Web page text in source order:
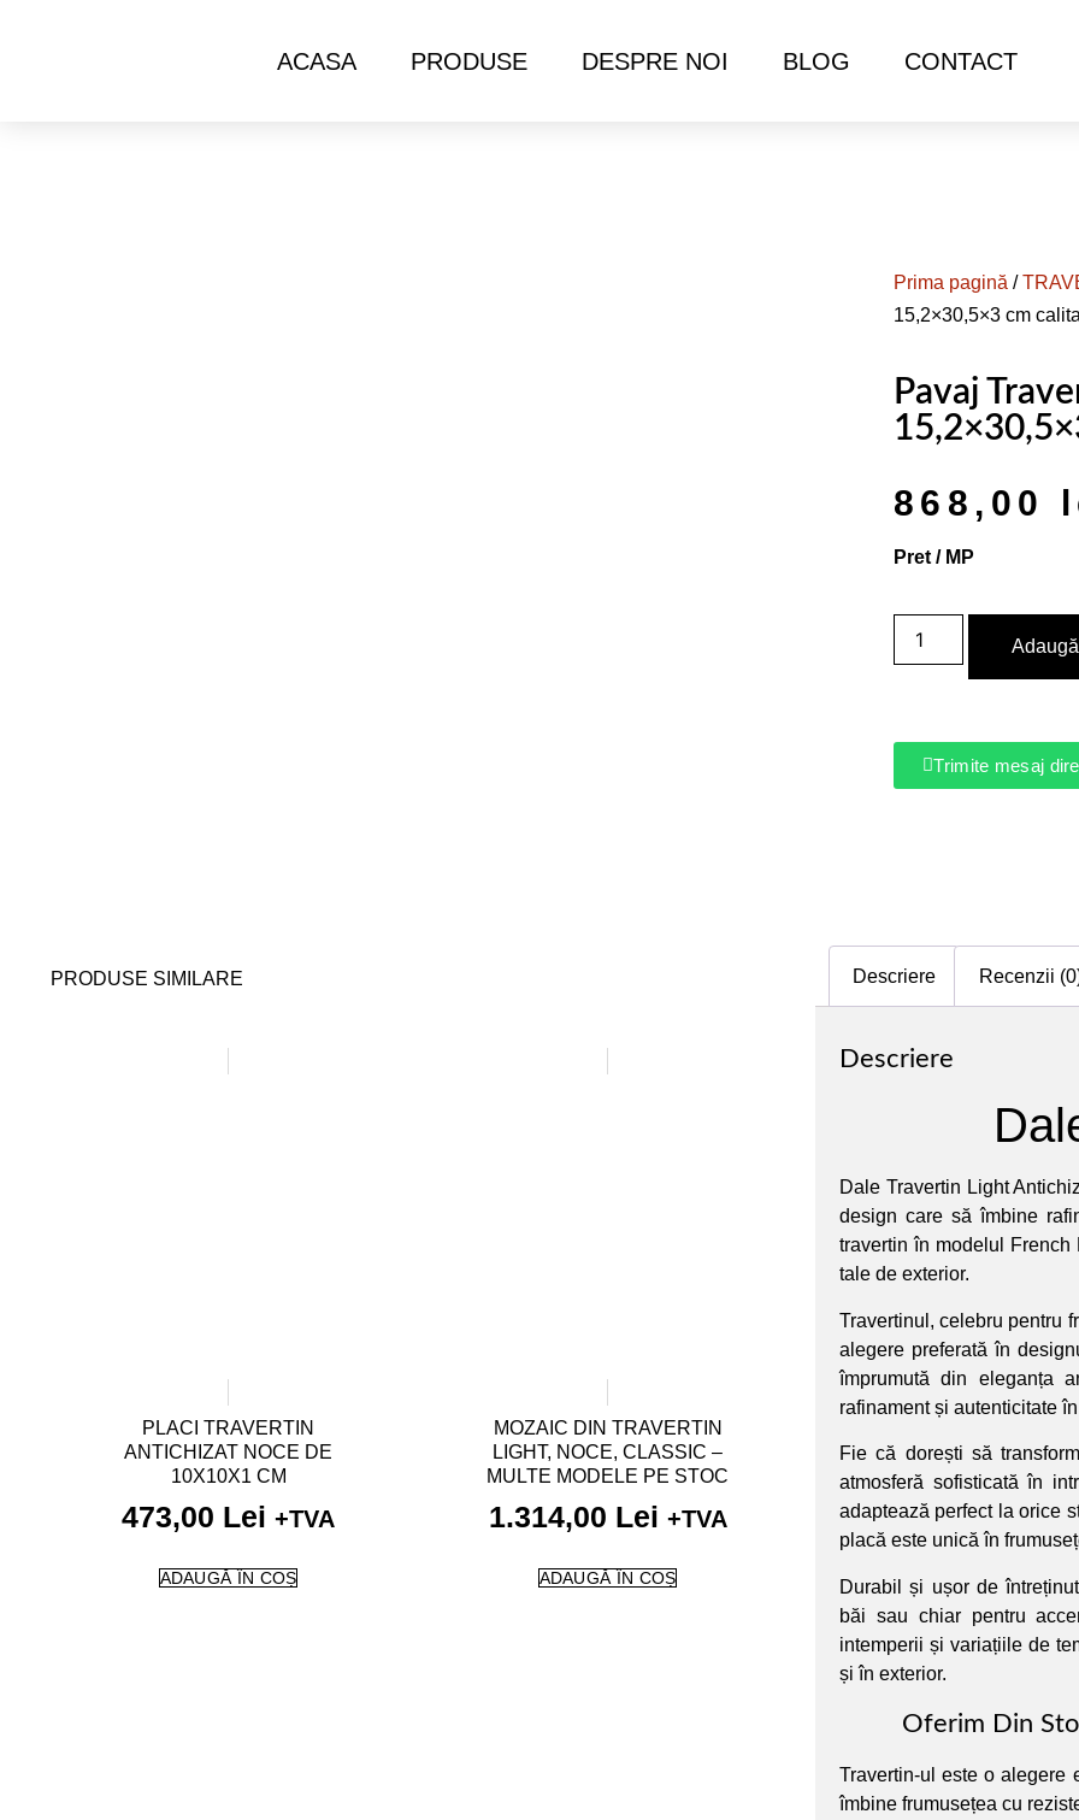
ACASA PRODUSE DESPRE NOI BLOG CONTACT
Prima pagină /
15,2×30,5×3 cm
Pavaj
868,00
Pret / MP
Trimite mesaj
PRODUSE SIMILARE
PLACI TRAVERTIN
ANTICHIZAT NOCE DE
10X10X1 CM
473,00 Lei +TVA
ADAUGĂ ÎN COȘ
MOZAIC DIN TRAVERTIN
LIGHT, NOCE, CLASSIC –
MULTE MODELE PE STOC
1.314,00 Lei +TVA
ADAUGĂ ÎN COȘ
Descriere Recenzii
Descriere
Dale Travertin Light
design care să îmbine
travertin în modelul French
tale de exterior.
Travertinul, celebru pentru
alegere preferată în
împrumută din eleganța
rafinament și autenticitate
Fie că dorești să
atmosferă sofisticată în
adaptează perfect la orice
placă este unică în
Durabil și ușor de
băi sau chiar pentru
intemperii și variațiile de
și în exterior.
Oferim Din
Travertin-ul este o alegere
îmbine frumusețea cu